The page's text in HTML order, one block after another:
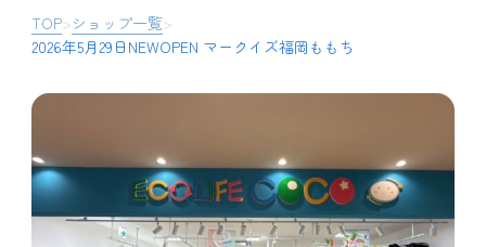
TOP>ショップ一覧>
2026年5月29日NEWOPEN マークイズ福岡ももち